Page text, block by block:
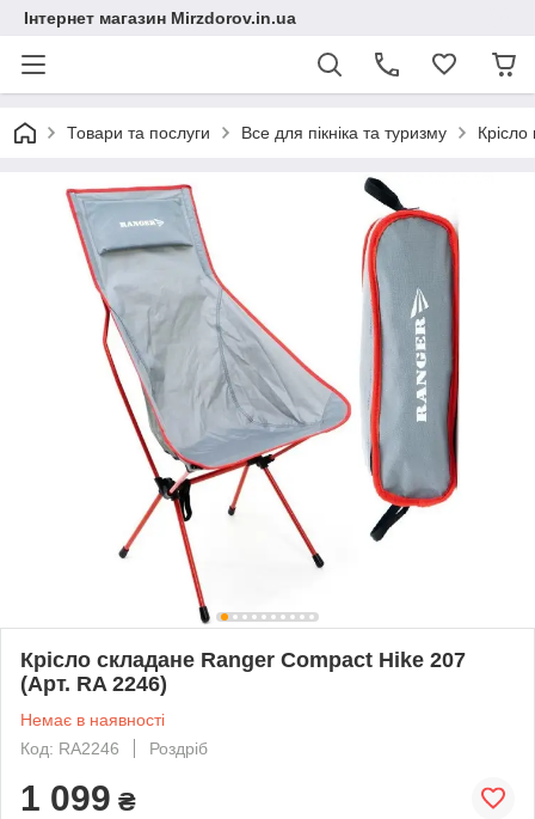
Інтернет магазин Mirzdorov.in.ua
Товари та послуги Все для пікніка та туризму Крісло
Крісло складане Ranger Compact Hike 207
(Арт. RA 2246)
Немає в наявності
Код: RA2246
Роздріб
1 099 ₴